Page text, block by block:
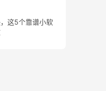
这5个靠谱小软